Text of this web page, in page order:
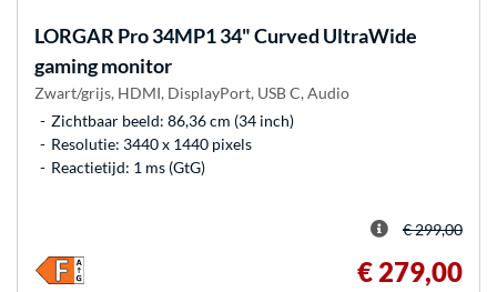
LORGAR Pro 34MP1 34" Curved UltraWide
gaming monitor
Zwart/grijs, HDMI, DisplayPort, USB C, Audio
Zichtbaar beeld: 86,36 cm (34 inch)
Resolutie: 3440 x 1440 pixels
Reactietijd: 1 ms (GtG)
€ 299,00
€ 279,00